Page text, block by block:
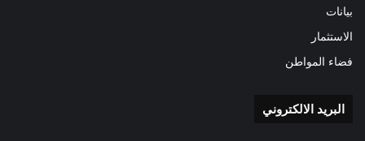
بيانات
الاستثمار
فضاء المواطن
البريد الالكتروني